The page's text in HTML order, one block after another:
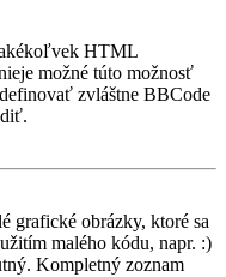
HTML
možné túto možnosť
zvláštne BBCode
grafické obrázky, ktoré sa
malého kódu, napr. :)
Kompletný zoznam